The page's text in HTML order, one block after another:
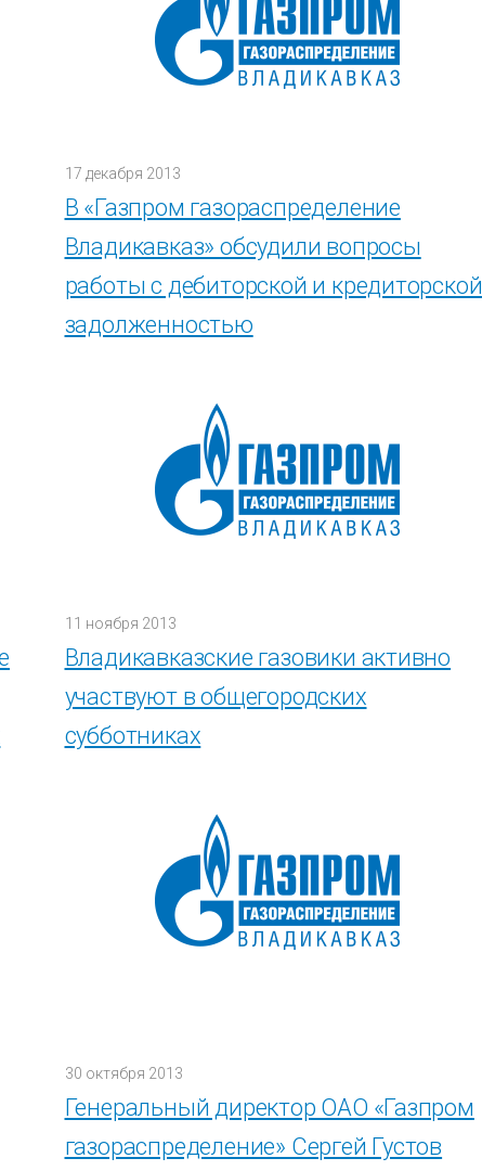
17 декабря 2013
В «Газпром газораспределение
Владикавказ» обсудили вопросы
работы с дебиторской и кредиторской
задолженностью
11 ноября 2013
Владикавказские газовики активно
участвуют в общегородских
субботниках
30 октября 2013
Генеральный директор ОАО «Газпром
газораспределение» Сергей Густов